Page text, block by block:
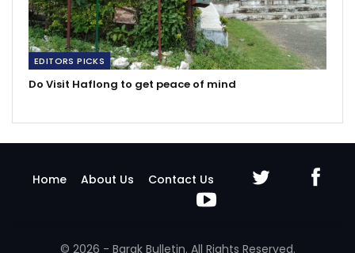
EDITORS PICKS
Do Visit Haflong to get peace of mind
Home About Us Contact Us
© 2026 - Barak Bulletin. All Rights Reserved.